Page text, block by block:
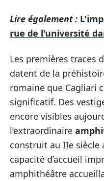
Lire également :
rue de l'université
Les premières traces
datent de la
romaine que Cagliari
significatif. Des
encore visibles
l’extraordinaire
construit au IIe siècle
capacité d’accueil
amphithéâtre